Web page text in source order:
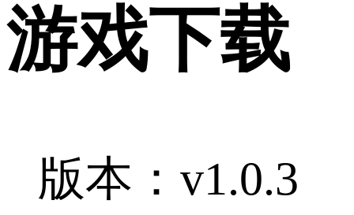
游戏下载
版本：v1.0.3